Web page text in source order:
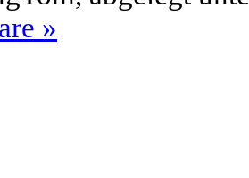
»